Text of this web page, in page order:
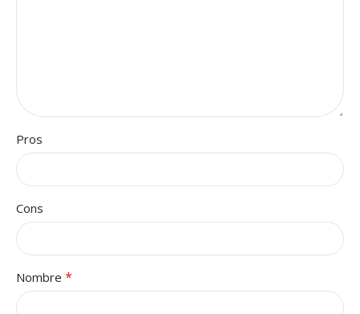
Pros
Cons
Nombre *